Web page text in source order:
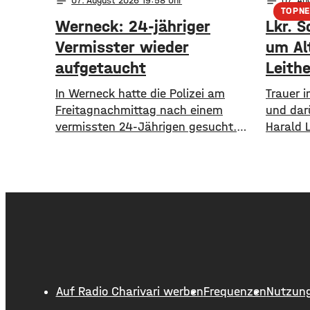
Werneck: 24-jähriger
Vermisster wieder
aufgetaucht
In Werneck hatte die Polizei am
Freitagnachmittag nach einem
vermissten 24-Jährigen gesucht.
für viel Aufsehen gesorgt, da auch
Lkr.
um
Trauer
und
Harald
führte
Auf Radio Charivari werbenFrequenzen